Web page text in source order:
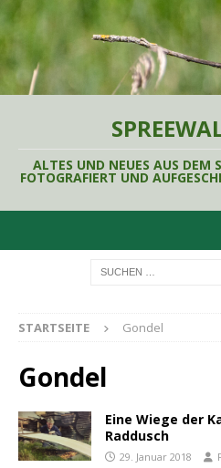
ALTES UND NEUES AUS DEM
FOTOGRAFIERT UND
STARTSEITE Gondel
Gondel
Eine Wiege der
Raddusch
29. Januar 2018